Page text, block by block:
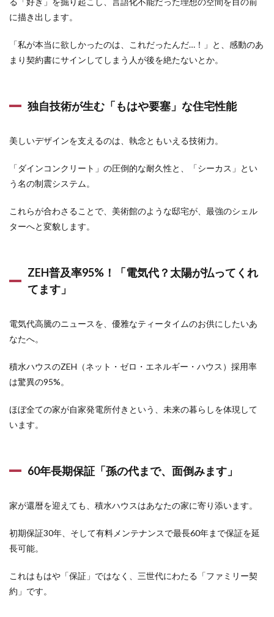
に描き出します。
「私が本当に欲しかったのは、これだったんだ…！」と、感動のあ
まり契約書にサインしてしまう人が後を絶たないとか。
独自技術が生む「もはや要塞」な住宅性能
美しいデザインを支えるのは、執念ともいえる技術力。
「ダインコンクリート」の圧倒的な耐久性と、「シーカス」とい
う名の制震システム。
これらが合わさることで、美術館のような邸宅が、最強のシェル
ターへと変貌します。
ZEH普及率95%！「電気代？太陽が払ってくれ
てます」
電気代高騰のニュースを、優雅なティータイムのお供にしたいあ
なたへ。
積水ハウスのZEH（ネット・ゼロ・エネルギー・ハウス）採用率
は驚異の95%。
ほぼ全ての家が自家発電所付きという、未来の暮らしを体現して
います。
60年長期保証「孫の代まで、面倒みます」
家が還暦を迎えても、積水ハウスはあなたの家に寄り添います。
初期保証30年、そして有料メンテナンスで最長60年まで保証を延
長可能。
これはもはや「保証」ではなく、三世代にわたる「ファミリー契
約」です。